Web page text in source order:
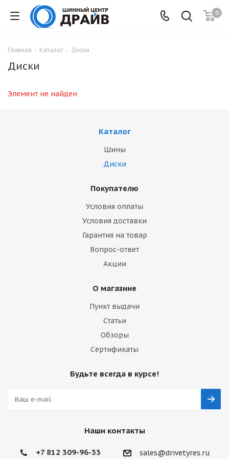
0
Главная - Каталог - Диски
Диски
Элемент не найден
Каталог
Шины
Диски
Покупателю
Условия оплаты
Условия доставки
Гарантия на товар
Вопрос-ответ
Акции
О магазине
Пункт выдачи
Статьи
Обзоры
Сертификаты
Будьте всегда в курсе!
Наши контакты
+7 812 309-96-33 sales@drivetyres.ru